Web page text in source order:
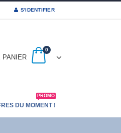
S'IDENTIFIER
PANIER
0
DU MOMENT !
PROMO